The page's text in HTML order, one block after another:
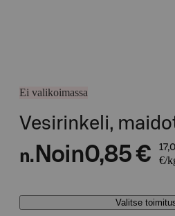
Ei valikoimassa
Vesirinkeli,
n. Noin0,85 €
€/
Valitse